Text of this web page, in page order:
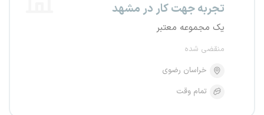
تجربه جهت کار در مشهد
یک مجموعه معتبر
منقضی شده
خراسان رضوی
تمام وقت